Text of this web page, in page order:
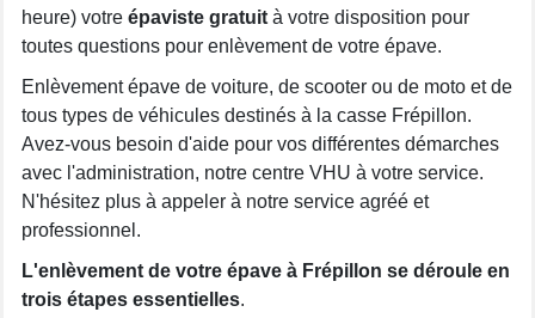
heure) votre épaviste gratuit à votre disposition pour
toutes questions pour enlèvement de votre épave.
Enlèvement épave de voiture, de scooter ou de moto et de
tous types de véhicules destinés à la casse Frépillon.
Avez-vous besoin d'aide pour vos différentes démarches
avec l'administration, notre centre VHU à votre service.
N'hésitez plus à appeler à notre service agréé et
professionnel.
L'enlèvement de votre épave à Frépillon se déroule en
trois étapes essentielles.